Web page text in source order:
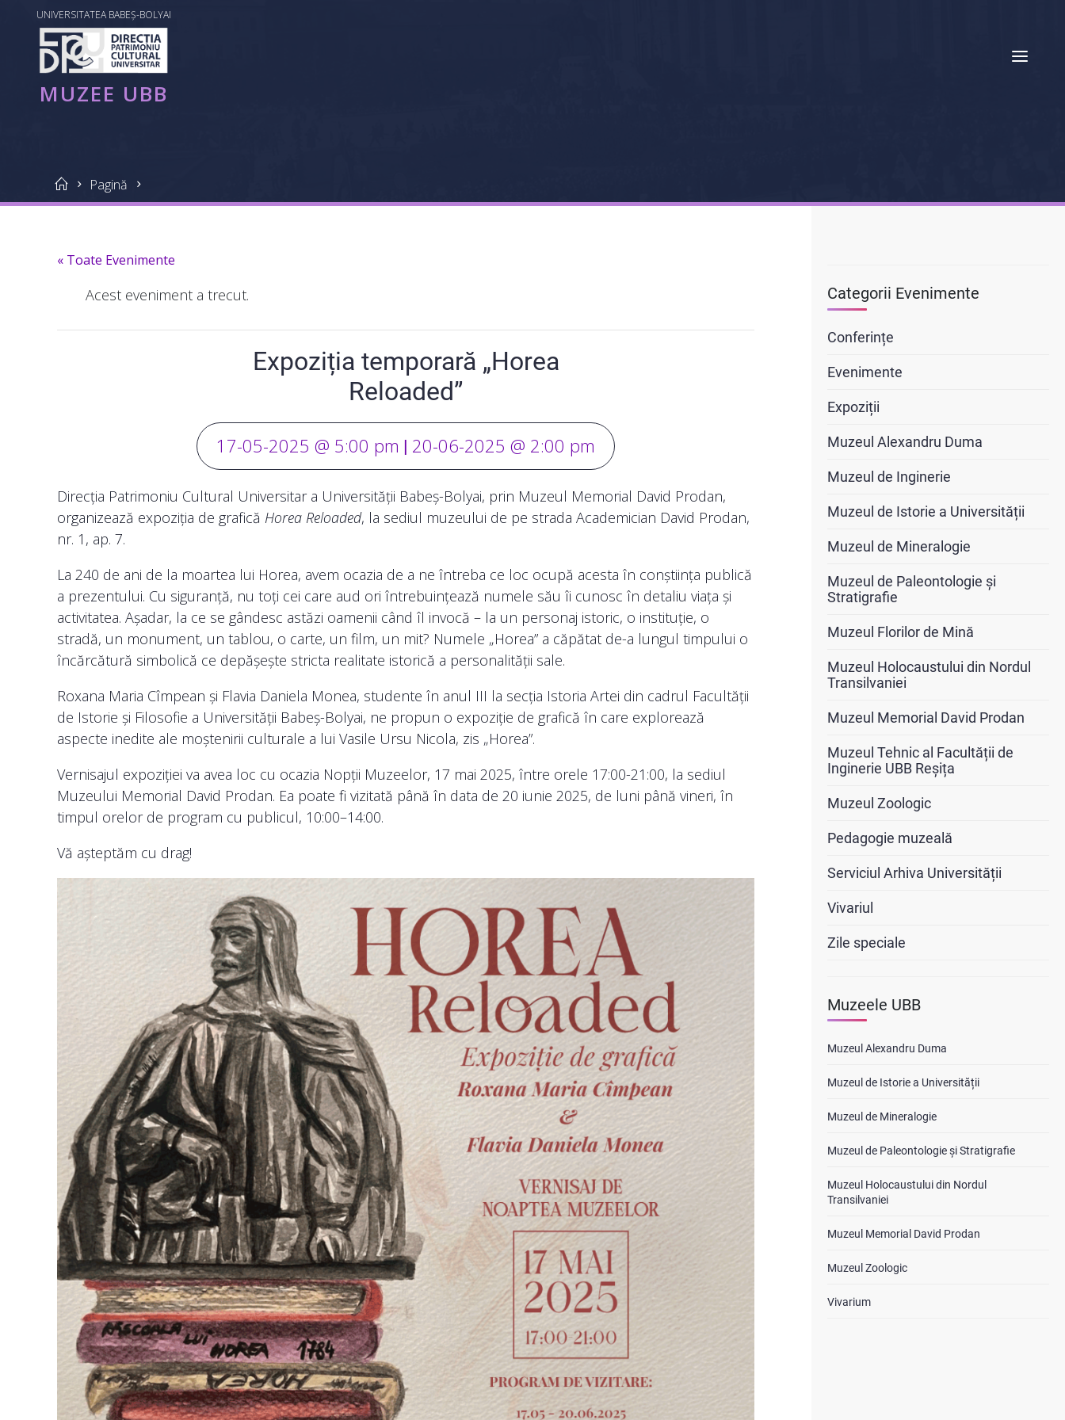
content
conținutUNIVERSITATEA BABEȘ-BOLYAI
MUZEE
UBB
MUZEE UBB
HomePagină
« Toate Evenimente
Acest eveniment a trecut.
Expoziția temporară „Horea
Reloaded”
17-05-2025 @ 5:00 pm | 20-06-2025 @ 2:00 pm
Direcția Patrimoniu Cultural Universitar a Universității Babeș-Bolyai, prin Muzeul Memorial David Prodan,
organizează expoziția de grafică Horea Reloaded, la sediul muzeului de pe strada Academician David Prodan,
nr. 1, ap. 7.
La 240 de ani de la moartea lui Horea, avem ocazia de a ne întreba ce loc ocupă acesta în conștiința publică
a prezentului. Cu siguranță, nu toți cei care aud ori întrebuințează numele său îi cunosc în detaliu viața și
activitatea. Așadar, la ce se gândesc astăzi oamenii când îl invocă – la un personaj istoric, o instituție, o
stradă, un monument, un tablou, o carte, un film, un mit? Numele „Horea” a căpătat de-a lungul timpului o
încărcătură simbolică ce depășește stricta realitate istorică a personalității sale.
Roxana Maria Cîmpean și Flavia Daniela Monea, studente în anul III la secția Istoria Artei din cadrul Facultății
de Istorie și Filosofie a Universității Babeș-Bolyai, ne propun o expoziție de grafică în care explorează
aspecte inedite ale moștenirii culturale a lui Vasile Ursu Nicola, zis „Horea”.
Vernisajul expoziției va avea loc cu ocazia Nopții Muzeelor, 17 mai 2025, între orele 17:00-21:00, la sediul
Muzeului Memorial David Prodan. Ea poate fi vizitată până în data de 20 iunie 2025, de luni până vineri, în
timpul orelor de program cu publicul, 10:00–14:00.
Vă așteptăm cu drag!
Categorii Evenimente
Conferințe
Evenimente
Expoziții
Muzeul Alexandru Duma
Muzeul de Inginerie
Muzeul de Istorie a Universității
Muzeul de Mineralogie
Muzeul de Paleontologie și
Stratigrafie
Muzeul Florilor de Mină
Muzeul Holocaustului din Nordul
Transilvaniei
Muzeul Memorial David Prodan
Muzeul Tehnic al Facultății de
Inginerie UBB Reșița
Muzeul Zoologic
Pedagogie muzeală
Serviciul Arhiva Universității
Vivariul
Zile speciale
Muzeele UBB
Muzeul Alexandru Duma
Muzeul de Istorie a Universității
Muzeul de Mineralogie
Muzeul de Paleontologie și Stratigrafie
Muzeul Holocaustului din Nordul
Transilvaniei
Muzeul Memorial David Prodan
Muzeul Zoologic
Vivarium